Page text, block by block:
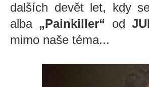
dalších devět let, kdy
alba „Painkiller“ od
mimo naše téma...